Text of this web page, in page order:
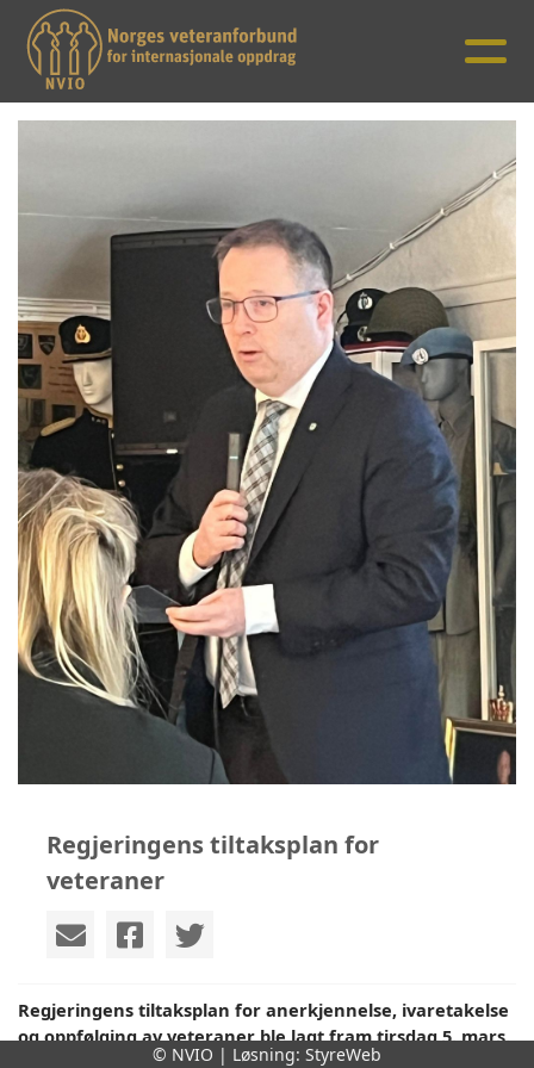
Regjeringens tiltaksplan for
veteraner
Regjeringens tiltaksplan for anerkjennelse, ivaretakelse
og oppfølging av veteraner ble lagt fram tirsdag 5. mars.
© NVIO | Løsning: StyreWeb